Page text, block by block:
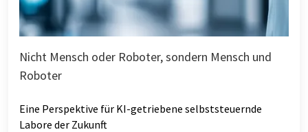
Nicht Mensch oder Roboter, sondern Mensch und
Roboter
Eine Perspektive für KI-getriebene selbststeuernde
Labore der Zukunft